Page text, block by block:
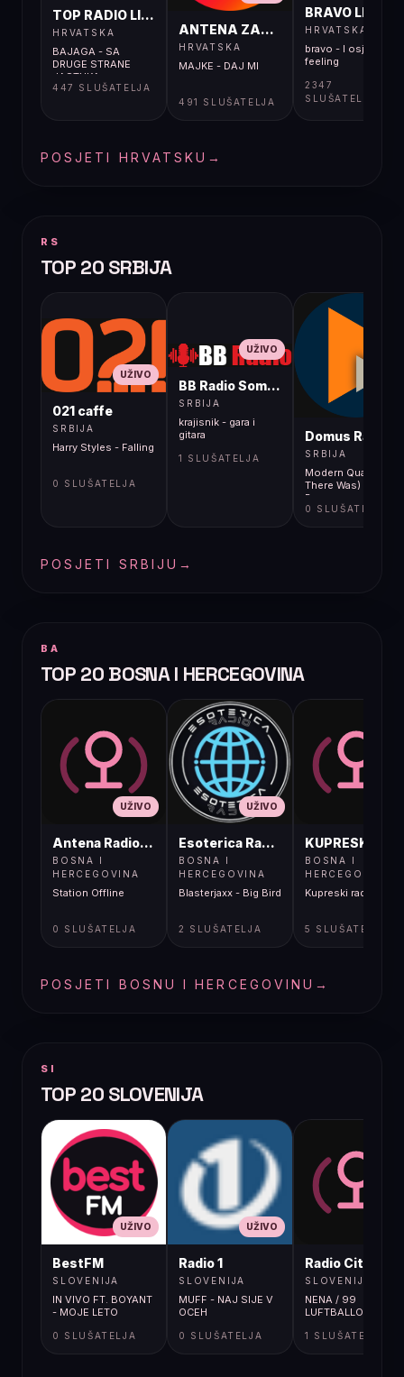
TOP RADIO LIVE
HRVATSKA
BAJAGA - SA
DRUGE STRANE
JASTUKA
447 SLUŠATELJA
ANTENA ZAGREB LIVE
HRVATSKA
MAJKE - DAJ MI
491 SLUŠATELJA
BRAVO LIVE
HRVATSKA
bravo - I osjećaj i
feeling
2347
SLUŠATELJA
POSJETI HRVATSKU →
RS
TOP 20 SRBIJA
UŽIVO
021 caffe
SRBIJA
Harry Styles - Falling
0 SLUŠATELJA
UŽIVO
BB Radio Sombor
SRBIJA
krajisnik - gara i
gitara
1 SLUŠATELJA
Domus Radio
SRBIJA
Modern Quartet - (If
There Was) No
Reason
0 SLUŠATELJA
POSJETI SRBIJU →
BA
TOP 20 BOSNA I HERCEGOVINA
UŽIVO
Antena Radio, Jelah Tešanj
BOSNA I
HERCEGOVINA
Station Offline
0 SLUŠATELJA
UŽIVO
Esoterica Radio S1
BOSNA I
HERCEGOVINA
Blasterjaxx - Big Bird
2 SLUŠATELJA
BOSNA I
HERCEGOVINA
Kupreski radio
5 SLUŠATELJA
POSJETI BOSNU I HERCEGOVINU →
SI
TOP 20 SLOVENIJA
UŽIVO
BestFM
SLOVENIJA
IN VIVO FT. BOYANT
- MOJE LETO
0 SLUŠATELJA
UŽIVO
Radio 1
SLOVENIJA
MUFF - NAJ SIJE V
OCEH
0 SLUŠATELJA
Radio City
SLOVENIJA
NENA / 99
LUFTBALLONS
1 SLUŠATELJA